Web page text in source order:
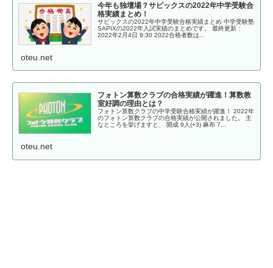
今年も独壇場？サピックスの2022年中学受験合
格実績まとめ！
サピックスの2022年中学受験合格実績まとめ 中学受験塾
SAPIXの2022年入試実績のまとめです。 最終更新：
2022年2月4日 9:30 2022合格者数は...
oteu.net
フォトン算数クラブの合格実績が躍進！算数教
室好調の理由とは？
フォトン算数クラブの中学受験合格実績が躍進！ 2022年
のフォトン算数クラブの合格実績が公開されました。 主
なところを挙げますと、 開成 9人(+3) 麻布 7...
oteu.net